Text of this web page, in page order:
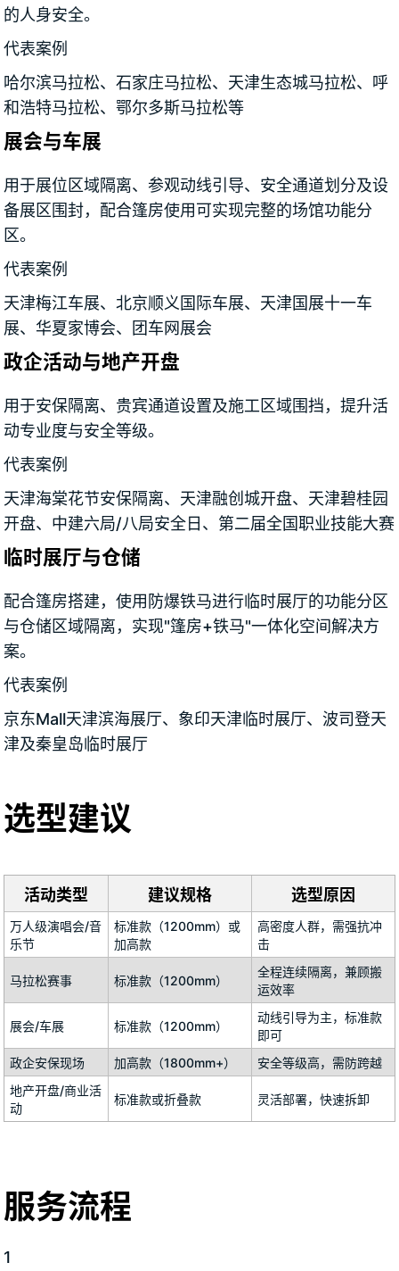
的人身安全。
代表案例
哈尔滨马拉松、石家庄马拉松、天津生态城马拉松、呼
和浩特马拉松、鄂尔多斯马拉松等
展会与车展
用于展位区域隔离、参观动线引导、安全通道划分及设
备展区围封，配合篷房使用可实现完整的场馆功能分
区。
代表案例
天津梅江车展、北京顺义国际车展、天津国展十一车
展、华夏家博会、团车网展会
政企活动与地产开盘
用于安保隔离、贵宾通道设置及施工区域围挡，提升活
动专业度与安全等级。
代表案例
天津海棠花节安保隔离、天津融创城开盘、天津碧桂园
开盘、中建六局/八局安全日、第二届全国职业技能大赛
临时展厅与仓储
配合篷房搭建，使用防爆铁马进行临时展厅的功能分区
与仓储区域隔离，实现"篷房+铁马"一体化空间解决方
案。
代表案例
京东Mall天津滨海展厅、象印天津临时展厅、波司登天
津及秦皇岛临时展厅
选型建议
活动类型 建议规格 选型原因
万人级演唱会/音
乐节
标准款（1200mm）或
加高款
高密度人群，需强抗冲
击
马拉松赛事 标准款（1200mm）
全程连续隔离，兼顾搬
运效率
展会/车展 标准款（1200mm）
动线引导为主，标准款
即可
政企安保现场
加高款（1800mm+）
安全等级高，需防跨越
地产开盘/商业活
动
标准款或折叠款 灵活部署，快速拆卸
服务流程
1